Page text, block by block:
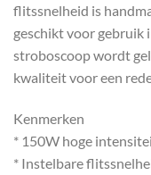
flitssnelheid is
geschikt voor gebruik
stroboscoop wordt
kwaliteit voor een
Kenmerken
* 150W hoge
* Instelbare